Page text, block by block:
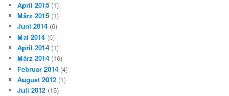
April 2015 (1)
März 2015 (1)
Juni 2014 (6)
Mai 2014 (6)
April 2014 (1)
März 2014 (16)
Februar 2014 (4)
August 2012 (1)
Juli 2012 (15)